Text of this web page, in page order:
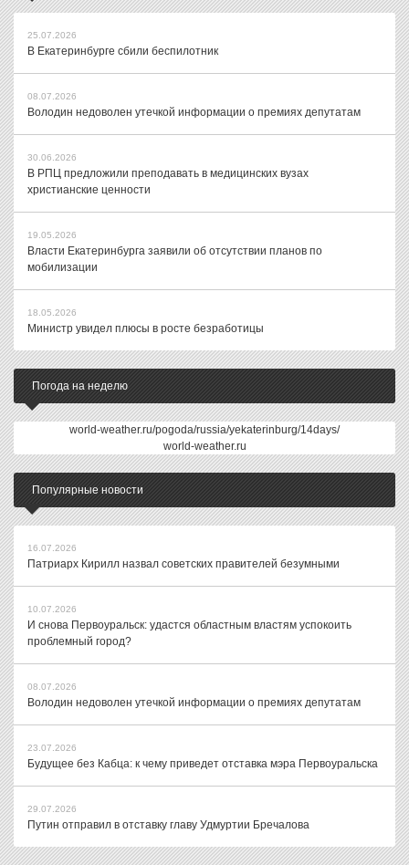
25.07.2026
В Екатеринбурге сбили беспилотник
08.07.2026
Володин недоволен утечкой информации о премиях депутатам
30.06.2026
В РПЦ предложили преподавать в медицинских вузах
христианские ценности
19.05.2026
Власти Екатеринбурга заявили об отсутствии планов по
мобилизации
18.05.2026
Министр увидел плюсы в росте безработицы
Погода на неделю
world-weather.ru/pogoda/russia/yekaterinburg/14days/
world-weather.ru
Популярные новости
16.07.2026
Патриарх Кирилл назвал советских правителей безумными
10.07.2026
И снова Первоуральск: удастся областным властям успокоить
проблемный город?
08.07.2026
Володин недоволен утечкой информации о премиях депутатам
23.07.2026
Будущее без Кабца: к чему приведет отставка мэра Первоуральска
29.07.2026
Путин отправил в отставку главу Удмуртии Бречалова